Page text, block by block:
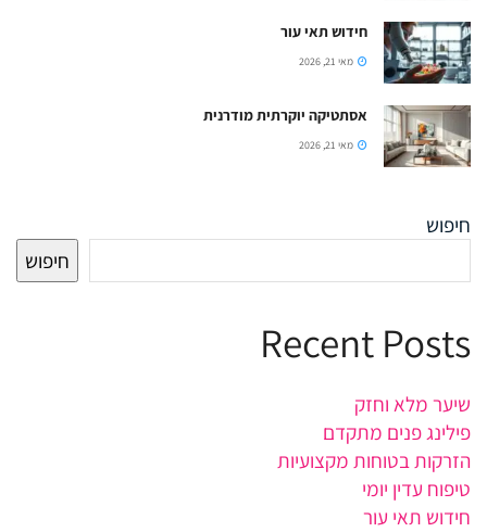
חידוש תאי עור
מאי 21, 2026
אסתטיקה יוקרתית מודרנית
מאי 21, 2026
חיפוש
חיפוש
Recent Posts
שיער מלא וחזק
פילינג פנים מתקדם
הזרקות בטוחות מקצועיות
טיפוח עדין יומי
חידוש תאי עור